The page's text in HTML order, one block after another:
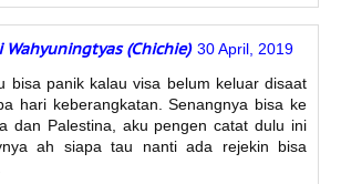
Wahyuningtyas (Chichie) 30 April, 2019
bisa panik kalau visa belum keluar disaat
hari keberangkatan. Senangnya bisa ke
dan Palestina, aku pengen catat dulu ini
ah siapa tau nanti ada rejekin bisa